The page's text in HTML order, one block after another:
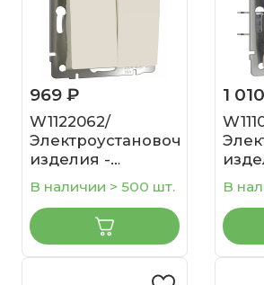
969 ₽
W1122062/
Электроустановочные
изделия -
Выключатель
двухклавишный
проходной
(айвори матовый)
В наличии > 500 шт.
1
с
В